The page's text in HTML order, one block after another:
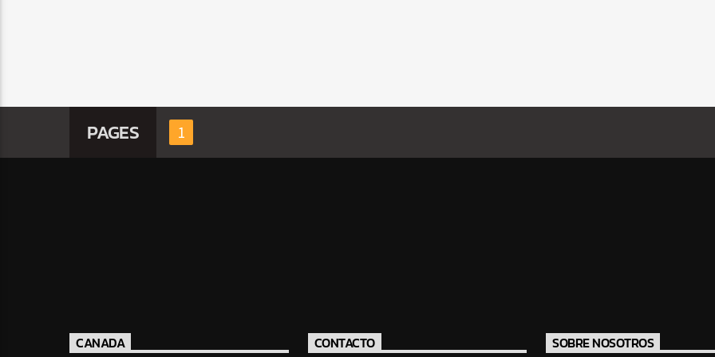
PAGES 1
CANADA CONTACTO SOBRE NOSOTROS